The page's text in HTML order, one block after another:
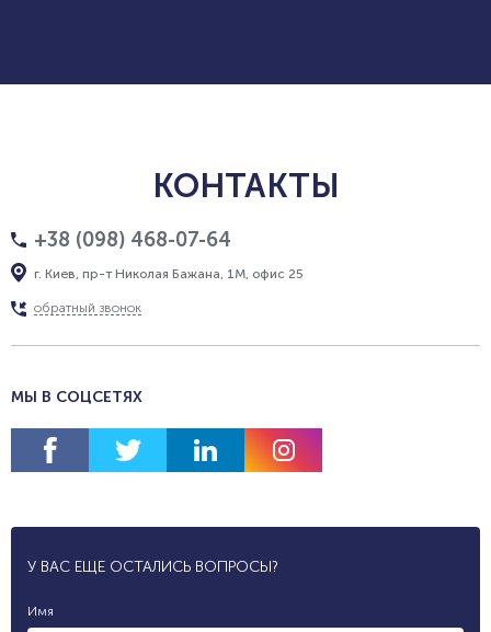
КОНТАКТЫ
+38 (098) 468-07-64
г. Киев, пр-т Николая Бажана, 1М, офис 25
обратный звонок
МЫ В СОЦСЕТЯХ
У ВАС ЕЩЕ ОСТАЛИСЬ ВОПРОСЫ?
Имя